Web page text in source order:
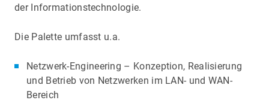
der Informationstechnologie.
Die Palette umfasst u.a.
Netzwerk-Engineering – Konzeption, Realisierung
und Betrieb von Netzwerken im LAN- und WAN-
Bereich